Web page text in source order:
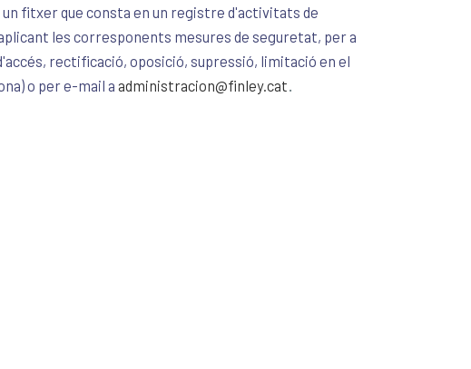
fitxer que consta en un registre d'activitats de
les corresponents mesures de seguretat, per a
rectificació, oposició, supressió, limitació en el
o per e-mail a administracion@finley.cat.